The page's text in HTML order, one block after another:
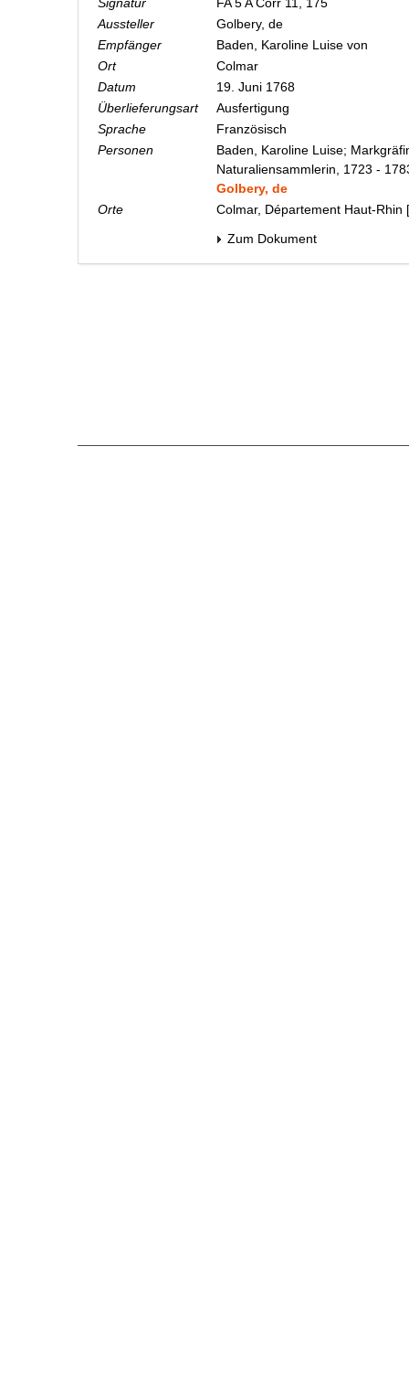
Signatur
FA 5 A Corr 11, 175
Aussteller
Golbery, de
Empfänger
Baden, Karoline Luise von
Ort
Colmar
Datum
19. Juni 1768
Überlieferungsart
Ausfertigung
Sprache
Französisch
Personen
Baden, Karoline Luise;
Naturaliensammlerin, 1723 -
Golbery, de
Orte
Colmar, Département Haut-Rhin
Zum Dokument